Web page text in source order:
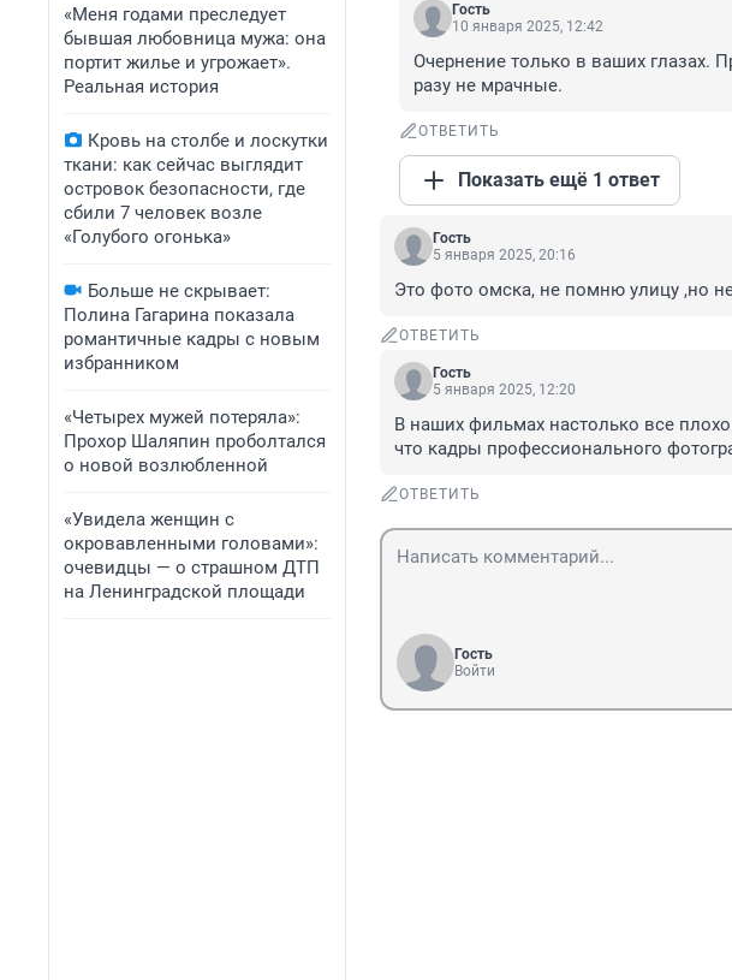
«Меня годами преследует
бывшая любовница мужа: она
портит жилье и угрожает».
Реальная история
Кровь на столбе и лоскутки
ткани: как сейчас выглядит
островок безопасности, где
сбили 7 человек возле
«Голубого огонька»
Больше не скрывает:
Полина Гагарина показала
романтичные кадры с новым
избранником
«Четырех мужей потеряла»:
Прохор Шаляпин проболтался
о новой возлюбленной
«Увидела женщин с
окровавленными головами»:
очевидцы — о страшном ДТП
на Ленинградской площади
Гость
10 января 2025, 12:42
Очернение только в ваших глазах.
разу не мрачные.
ОТВЕТИТЬ
Показать ещё 1 ответ
Гость
5 января 2025, 20:16
Это фото омска, не помню улицу ,но
ОТВЕТИТЬ
Гость
5 января 2025, 12:20
В наших фильмах настолько все
что кадры профессионального
ОТВЕТИТЬ
Гость
Войти